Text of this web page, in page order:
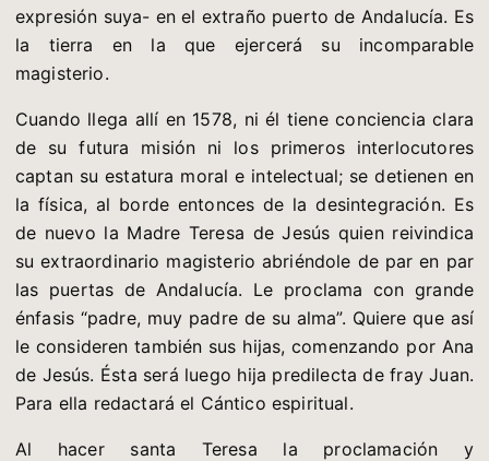
expresión suya- en el extraño puerto de Andalucía. Es
la tierra en la que ejercerá su incomparable
magisterio.
Cuando llega allí en 1578, ni él tiene conciencia clara
de su futura misión ni los primeros interlocutores
captan su estatura moral e intelectual; se detienen en
la física, al borde entonces de la desintegración. Es
de nuevo la Madre Teresa de Jesús quien reivindica
su extraordinario magisterio abriéndole de par en par
las puertas de Andalucía. Le proclama con grande
énfasis “padre, muy padre de su alma”. Quiere que así
le consideren también sus hijas, comenzando por Ana
de Jesús. Ésta será luego hija predilecta de fray Juan.
Para ella redactará el Cántico espiritual.
Al hacer santa Teresa la proclamación y